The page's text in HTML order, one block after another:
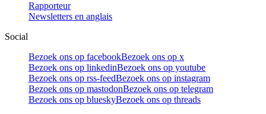
Rapporteur
Newsletters en anglais
Social
Bezoek ons op facebookBezoek ons op x
Bezoek ons op linkedinBezoek ons op youtube
Bezoek ons op rss-feedBezoek ons op instagram
Bezoek ons op mastodonBezoek ons op telegram
Bezoek ons op blueskyBezoek ons op threads